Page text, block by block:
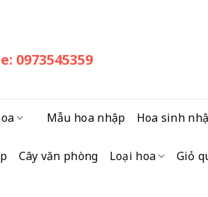
0973545359
Mẫu hoa nhập Hoa sinh
Cây văn phòng Loại hoa Giỏ